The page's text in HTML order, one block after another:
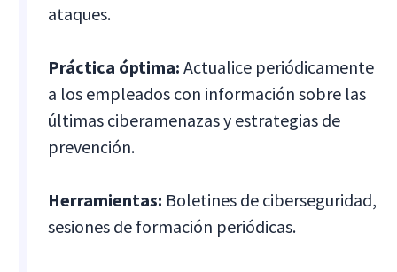
ataques.
Práctica óptima:Actualice periódicamente
a los empleados con información sobre las
últimas ciberamenazas y estrategias de
prevención.
Herramientas: Boletines de ciberseguridad,
sesiones de formación periódicas.